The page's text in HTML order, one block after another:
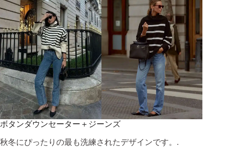
ボタンダウンセーター＋ジーンズ
秋冬にぴったりの最も洗練されたデザインです。.